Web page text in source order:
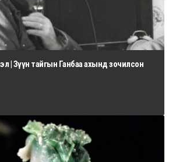
| Зүүн тайгын Ганбаа ахынд зочилсон